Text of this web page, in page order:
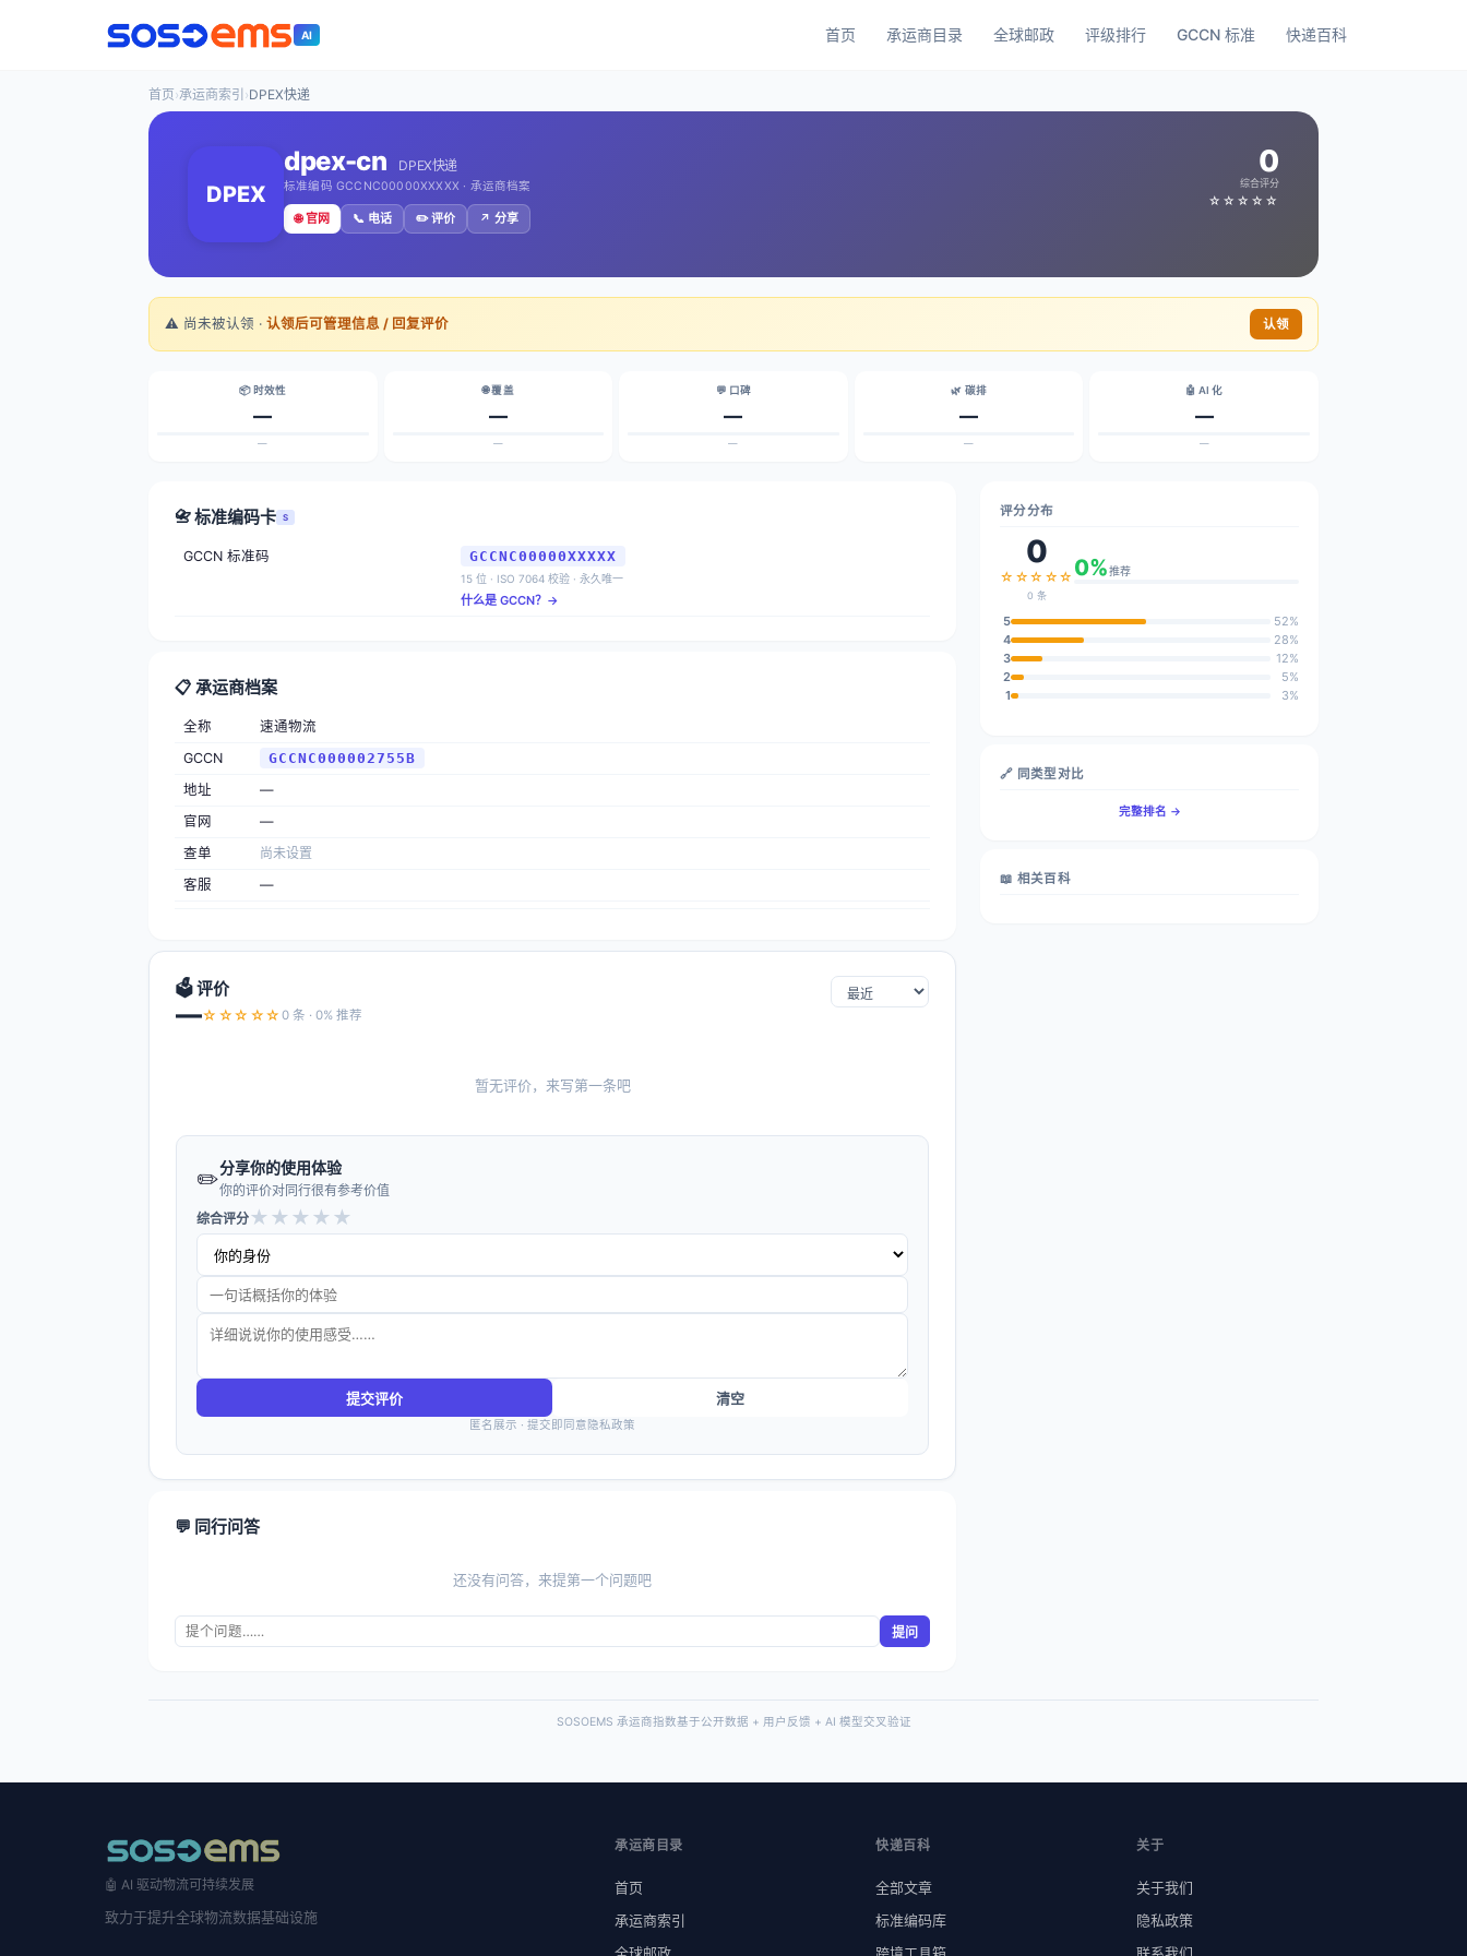
AI 首页 承运商目录 全球邮政 评级排行 GCCN 标准 快递百科
首页›承运商索引 ›DPEX快递
DPEX
dpex-cn DPEX快递
标准编码 GCCNC00000XXXXX · 承运商档案
🌐 官网 📞 电话 ✏️ 评价 ↗️ 分享
0
综合评分
☆☆☆☆☆
⚠️ 尚未被认领 · 认领后可管理信息 / 回复评价 认领
📦 时效性
—
—
🌐 覆盖
—
—
💬 口碑
—
—
🌿 碳排
—
—
🤖 AI 化
—
—
📇 标准编码卡 S
GCCN 标准码 GCCNC00000XXXXX
15 位 · ISO 7064 校验 · 永久唯一
什么是 GCCN？→
📋 承运商档案
全称
速通物流
GCCN
GCCNC000002755B
地址
—
官网
—
查单
尚未设置
客服
—
🗳️ 评价
—☆☆☆☆☆ 0 条 · 0% 推荐
暂无评价，来写第一条吧
✏️分享你的使用体验
你的评价对同行很有参考价值
综合评分★ ★ ★ ★ ★
提交评价 清空
匿名展示 · 提交即同意隐私政策
💬 同行问答
还没有问答，来提第一个问题吧
提问
评分分布
0
☆☆☆☆☆
0 条
0%推荐
5
52%
4
28%
3
12%
2
5%
1
3%
🔗 同类型对比
完整排名 →
📖 相关百科
SOSOEMS 承运商指数基于公开数据 + 用户反馈 + AI 模型交叉验证
🤖 AI 驱动物流可持续发展
致力于提升全球物流数据基础设施
承运商目录
首页
承运商索引
快递百科
全部文章
标准编码库
关于
关于我们
隐私政策